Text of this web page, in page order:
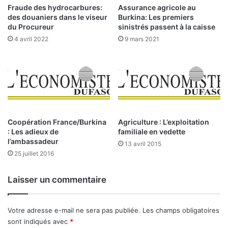
a
m
a
e
n
s
a
c
o
i
a
n
f
o
r
p
l
s
g
r
a
d
F
o
r
Fraude des hydrocarbures:
des douaniers dans le viseur
du Procureur
4 avril 2022
Assurance agricole au
Burkina: Les premiers
sinistrés passent à la caisse
9 mars 2021
Coopération France/Burkina
: Les adieux de
l’ambassadeur
25 juillet 2016
Agriculture : L’exploitation
familiale en vedette
13 avril 2015
Laisser un commentaire
Votre adresse e-mail ne sera pas publiée. Les champs obligatoires
sont indiqués avec *